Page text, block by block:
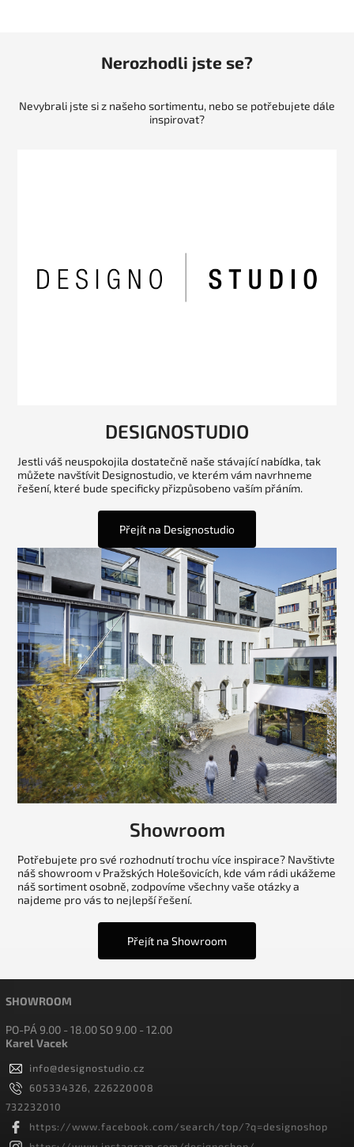
Nerozhodli jste se?
Nevybrali jste si z našeho sortimentu, nebo se potřebujete dále
inspirovat?
DESIGNOSTUDIO
Jestli váš neuspokojila dostatečně naše stávající nabídka, tak
můžete navštívit Designostudio, ve kterém vám navrhneme
řešení, které bude specificky přizpůsobeno vaším přáním.
Přejít na Designostudio
Showroom
Potřebujete pro své rozhodnutí trochu více inspirace? Navštivte
náš showroom v Pražských Holešovicích, kde vám rádi ukážeme
náš sortiment osobně, zodpovíme všechny vaše otázky a
najdeme pro vás to nejlepší řešení.
Přejít na Showroom
SHOWROOM
PO-PÁ 9.00 - 18.00 SO 9.00 - 12.00
Karel Vacek
info@designostudio.cz
605334326, 226220008
732232010
https://www.facebook.com/search/top/?q=designoshop